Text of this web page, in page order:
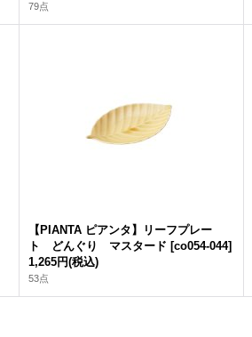
79点
【PIANTA ピアンタ】リーフプレー
ト どんぐり マスタード [co054-044]
1,265円(税込)
53点